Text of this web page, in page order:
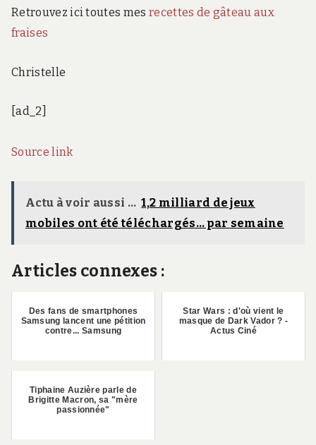
Retrouvez ici toutes mesrecettes de gâteau aux
fraises
Christelle
[ad_2]
Source link
Actu à voir aussi ... 1,2 milliard de jeux
mobiles ont été téléchargés… par semaine
Articles connexes :
Des fans de smartphones
Samsung lancent une pétition
contre... Samsung
Star Wars : d'où vient le
masque de Dark Vador ? -
Actus Ciné
Tiphaine Auzière parle de
Brigitte Macron, sa "mère
passionnée"